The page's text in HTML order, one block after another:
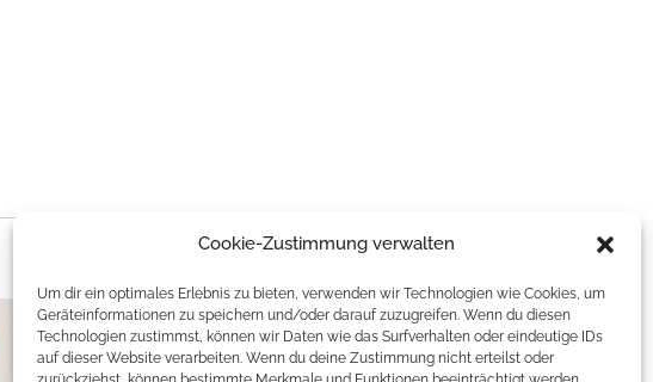
Cookie-Zustimmung verwalten
Um dir ein optimales Erlebnis zu bieten, verwenden wir Technologien wie Cookies, um
Geräteinformationen zu speichern und/oder darauf zuzugreifen. Wenn du diesen
Technologien zustimmst, können wir Daten wie das Surfverhalten oder eindeutige IDs
auf dieser Website verarbeiten. Wenn du deine Zustimmung nicht erteilst oder